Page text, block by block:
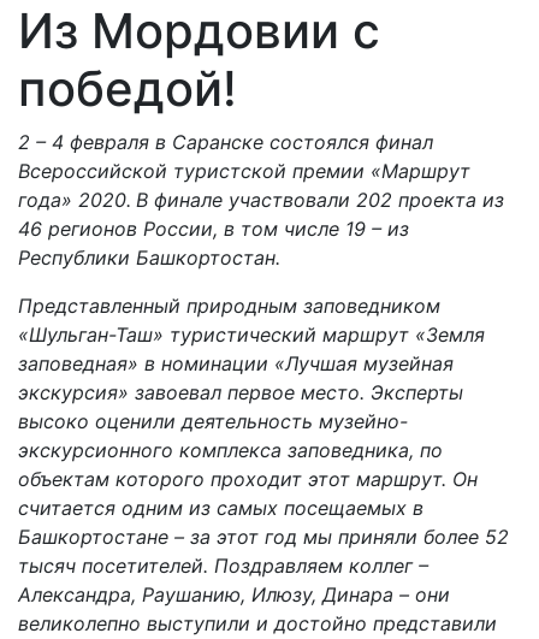
Из Мордовии с
победой!
2 – 4 февраля в Саранске состоялся финал
Всероссийской туристской премии «Маршрут
года» 2020. В финале участвовали 202 проекта из
46 регионов России, в том числе 19 – из
Республики Башкортостан.
Представленный природным заповедником
«Шульган-Таш» туристический маршрут «Земля
заповедная» в номинации «Лучшая музейная
экскурсия» завоевал первое место. Эксперты
высоко оценили деятельность музейно-
экскурсионного комплекса заповедника, по
объектам которого проходит этот маршрут. Он
считается одним из самых посещаемых в
Башкортостане – за этот год мы приняли более 52
тысяч посетителей. Поздравляем коллег –
Александра, Раушанию, Илюзу, Динара – они
великолепно выступили и достойно представили